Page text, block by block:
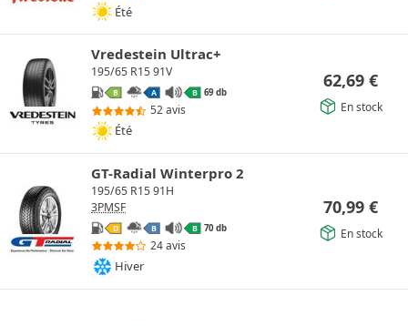
Été
Vredestein Ultrac+
195/65 R15 91V
B A B 69 db
52 avis
Été
62,69 €
En stock
GT-Radial Winterpro 2
195/65 R15 91H
3PMSF
D B B 70 db
24 avis
Hiver
70,99 €
En stock